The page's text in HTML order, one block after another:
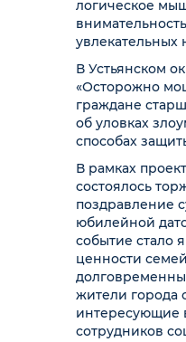
логическое
увлекательных
В Устьянском
«Осторожно
граждане
об уловках
способах
В рамках
состоялось
поздравление
юбилейной
событие стало
ценности
жители города
интересующие
сотрудников